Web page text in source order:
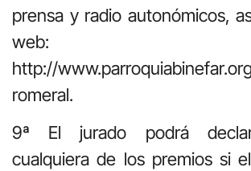
prensa y radio autonómicos,
web:
http://
romeral.
9ª El jurado podrá
cualquiera de los premios si